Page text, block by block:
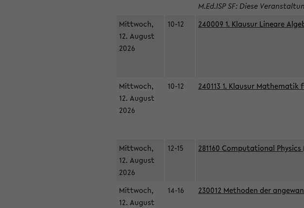
M.Ed.ISP SF: Diese
Mittwoch,
12. August
2026
10-12 240009 1. Klausur Lineare
Mittwoch,
12. August
2026
10-12 240113 1. Klausur Mathematik
Mittwoch,
12. August
2026
12-15 281160 Computational Physics
Mittwoch,
12. August
14-16 230012 Methoden der